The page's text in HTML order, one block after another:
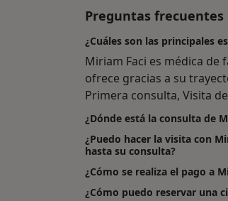
Preguntas frecuentes
¿Cuáles son las principales
Miriam Faci es médica de
ofrece gracias a su
Primera consulta, Visita
¿Dónde está la consulta de
¿Puedo hacer la visita con
hasta su consulta?
¿Cómo se realiza el pago a
¿Cómo puedo reservar una